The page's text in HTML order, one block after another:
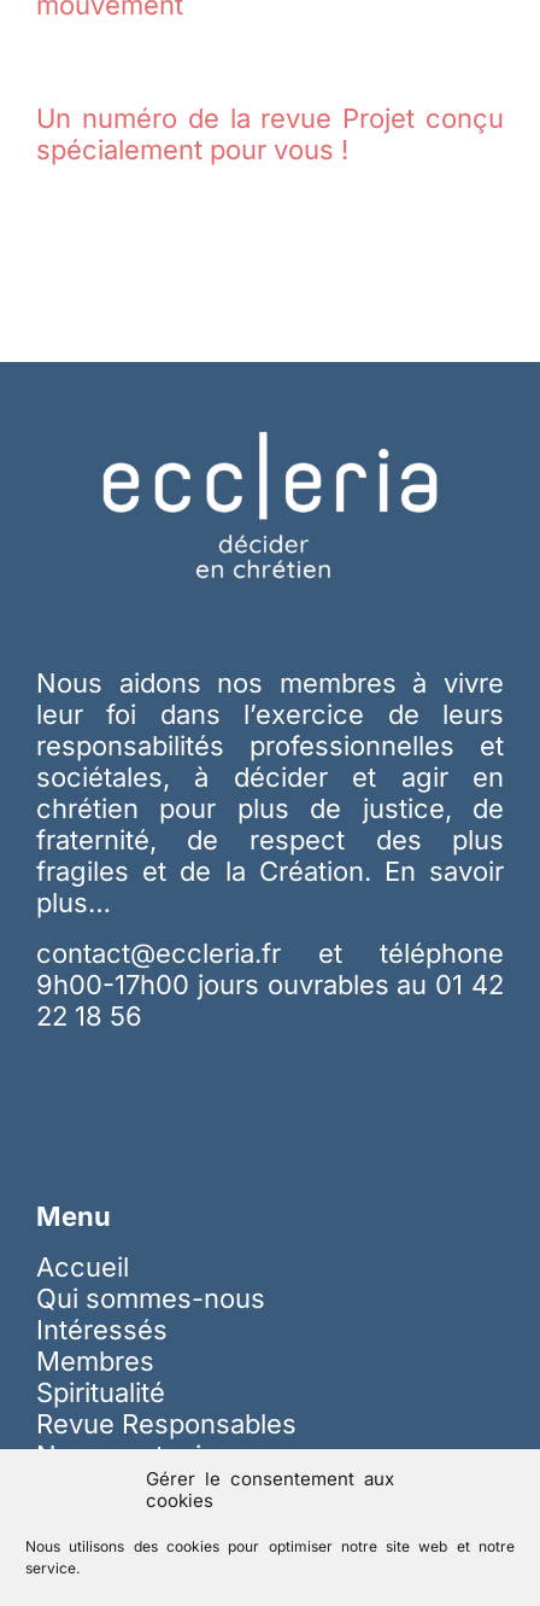
Gérer le consentement aux
cookies
Nous utilisons des cookies pour optimiser notre site web et notre
service.
Un numéro de la revue Projet conçu
spécialement pour vous !
Nous aidons nos membres à vivre
leur foi dans l’exercice de leurs
responsabilités professionnelles et
sociétales, à décider et agir en
chrétien pour plus de justice, de
fraternité, de respect des plus
fragiles et de la Création. En savoir
plus…
contact@eccleria.fr et téléphone
9h00-17h00 jours ouvrables au 01 42
22 18 56
Menu
Accueil
Qui sommes-nous
Intéressés
Membres
Spiritualité
Revue Responsables
Nous soutenir